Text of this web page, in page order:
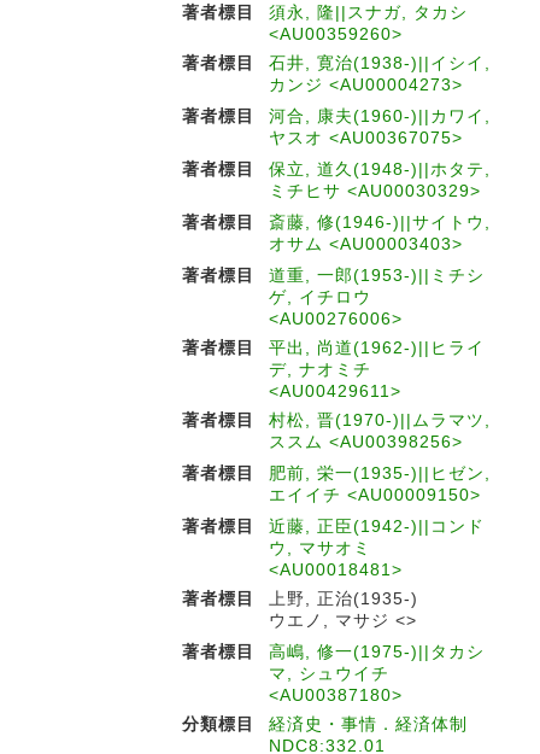
著者標目
須永, 隆||スナガ, タカシ
<AU00359260>
著者標目
石井, 寛治(1938-)||イシイ,
カンジ <AU00004273>
著者標目
河合, 康夫(1960-)||カワイ,
ヤスオ <AU00367075>
著者標目
保立, 道久(1948-)||ホタテ,
ミチヒサ <AU00030329>
著者標目
斎藤, 修(1946-)||サイトウ,
オサム <AU00003403>
著者標目
道重, 一郎(1953-)||ミチシ
ゲ, イチロウ
<AU00276006>
著者標目
平出, 尚道(1962-)||ヒライ
デ, ナオミチ
<AU00429611>
著者標目
村松, 晋(1970-)||ムラマツ,
ススム <AU00398256>
著者標目
肥前, 栄一(1935-)||ヒゼン,
エイイチ <AU00009150>
著者標目
近藤, 正臣(1942-)||コンド
ウ, マサオミ
<AU00018481>
著者標目
上野, 正治(1935-)
ウエノ, マサジ <>
著者標目
高嶋, 修一(1975-)||タカシ
マ, シュウイチ
<AU00387180>
分類標目
経済史・事情．経済体制
NDC8:332.01